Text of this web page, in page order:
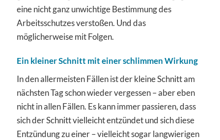
eine nicht ganz unwichtige Bestimmung des
Arbeitsschutzes verstoßen. Und das
möglicherweise mit Folgen.
Ein kleiner Schnitt mit einer schlimmen Wirkung
In den allermeisten Fällen ist der kleine Schnitt am
nächsten Tag schon wieder vergessen – aber eben
nicht in allen Fällen. Es kann immer passieren, dass
sich der Schnitt vielleicht entzündet und sich diese
Entzündung zu einer – vielleicht sogar langwierigen